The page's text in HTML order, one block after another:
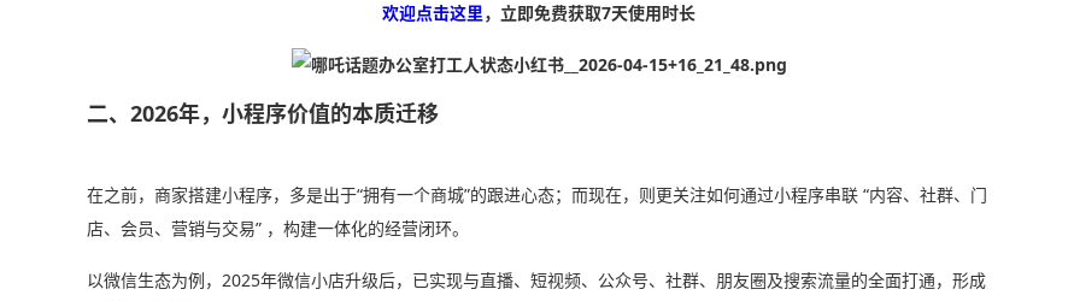
欢迎点击这里，立即免费获取7天使用时长
二、2026年，小程序价值的本质迁移
在之前，商家搭建小程序，多是出于“拥有一个商城”的跟进心态；而现在，则更关注如何通过小程序串联 “内容、社群、门
店、会员、营销与交易” ，构建一体化的经营闭环。
以微信生态为例，2025年微信小店升级后，已实现与直播、短视频、公众号、社群、朋友圈及搜索流量的全面打通，形成